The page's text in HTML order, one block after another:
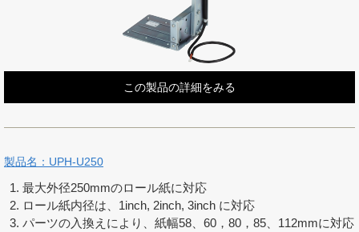
この製品の詳細をみる
製品名：UPH-U250
最大外径250mmのロール紙に対応
ロール紙内径は、1inch, 2inch, 3inch に対応
パーツの入換えにより、紙幅58、60，80，85、112mmに対応